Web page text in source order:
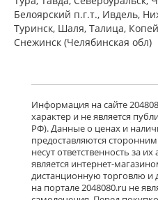
Белоярский п.г.т., Ивдель,
Туринск, Шаля, Талица,
Снежинск (Челябинская обл)
Информация на сайте
характер и не является
РФ). Данные о ценах и
предоставляются
несут ответственность за
является интернет-
дистанционную торговлю и
на портале 2048080.ru не